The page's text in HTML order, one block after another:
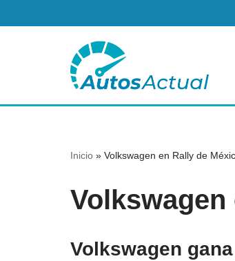
contenido
Inicio » Volkswagen en Rally de
Volkswagen
Volkswagen